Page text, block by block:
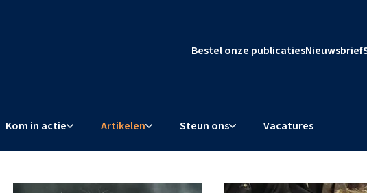
Bestel onze publicatiesNieuwsbrief
Kom in actie Artikelen Steun ons Vacatures